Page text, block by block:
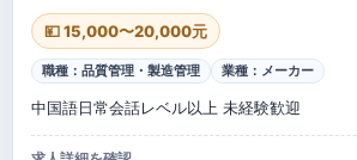
💴 15,000〜20,000元
職種：品質管理・製造管理 業種：メーカー
中国語日常会話レベル以上 未経験歓迎